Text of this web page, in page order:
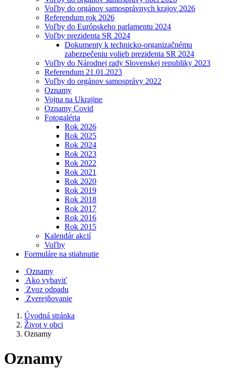
Voľby do orgánov samosprávnych krajov 2026
Referendum rok 2026
Voľby do Európskeho parlamentu 2024
Voľby prezidenta SR 2024
Dokumenty k technicko-organizačnému
zabezpečeniu volieb prezidenta SR 2024
Voľby do Národnej rady Slovenskej republiky 2023
Referendum 21.01.2023
Voľby do orgánov samosprávy 2022
Oznamy
Vojna na Ukrajine
Oznamy Covid
Fotogaléria
Rok 2026
Rok 2025
Rok 2024
Rok 2023
Rok 2022
Rok 2021
Rok 2020
Rok 2019
Rok 2018
Rok 2017
Rok 2016
Rok 2015
Kalendár akcií
Voľby
Formuláre na stiahnutie
Oznamy
Ako vybaviť
Zvoz odpadu
Zverejňovanie
Úvodná stránka
Život v obci
Oznamy
Oznamy